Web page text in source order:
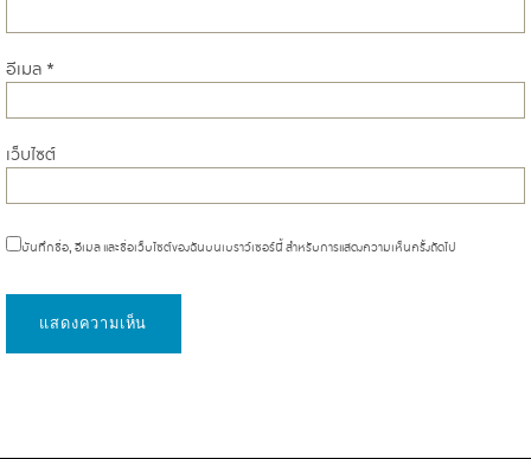
อีเมล *
เว็บไซต์
บันทึกชื่อ, อีเมล และชื่อเว็บไซต์ของฉันบนเบราว์เซอร์นี้ สำหรับการแสดงความเห็นครั้งถัดไป